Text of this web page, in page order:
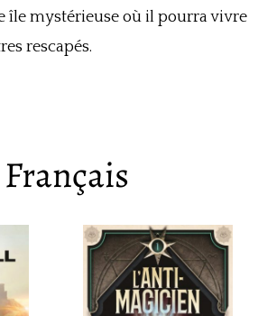
île mystérieuse où il pourra vivre
rescapés.